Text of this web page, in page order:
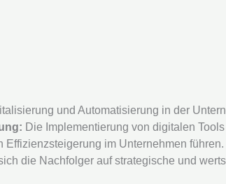
und Automatisierung in der
Die Implementierung von digitalen
Effizienzsteigerung im Unternehmen
die Nachfolger auf strategische und